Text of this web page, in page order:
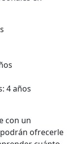
4 años
con un
ofrecerle